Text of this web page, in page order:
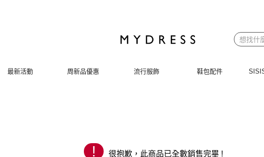
最新活動 周新品優惠 流行服飾 鞋包配件
! 很抱歉，此商品已全數銷售完畢 !